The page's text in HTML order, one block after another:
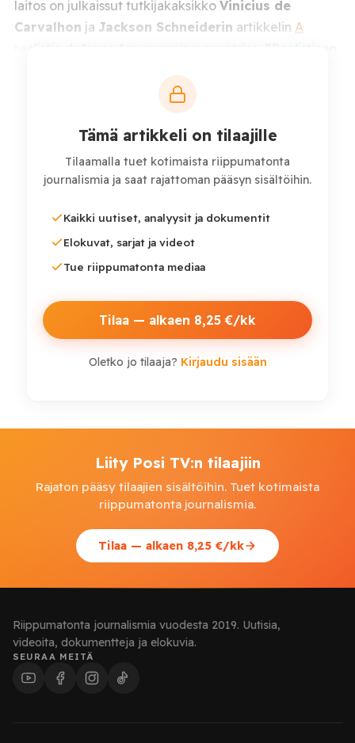
laitos on julkaissut tutkijakaksikko Vinicius de
Carvalhon ja Jackson Schneiderin artikkelin A
realistic defence for emerging countries
Perinteinen maanpuolustus nojaa maa-, ilma-, ja
merivoimiin sekä propagandaan ”kansallisen
resilienssin ylläpitämiseksi” että ulkomaiden väestön
näkökulman muokkaamiseksi. Modernissa
toisaalla, silti entisten lisänä.
Tämä artikkeli on tilaajille
Tilaamalla tuet kotimaista riippumatonta
journalismia ja saat rajattoman pääsyn sisältöihin.
Kaikki uutiset, analyysit ja dokumentit
Elokuvat, sarjat ja videot
Tue riippumatonta mediaa
Tilaa — alkaen 8,25 €/kk
Oletko jo tilaaja? Kirjaudu sisään
Liity Posi TV:n tilaajiin
Rajaton pääsy tilaajien sisältöihin. Tuet kotimaista
riippumatonta journalismia.
Tilaa — alkaen 8,25 €/kk
Riippumatonta journalismia vuodesta 2019. Uutisia,
videoita, dokumentteja ja elokuvia.
SEURAA MEITÄ